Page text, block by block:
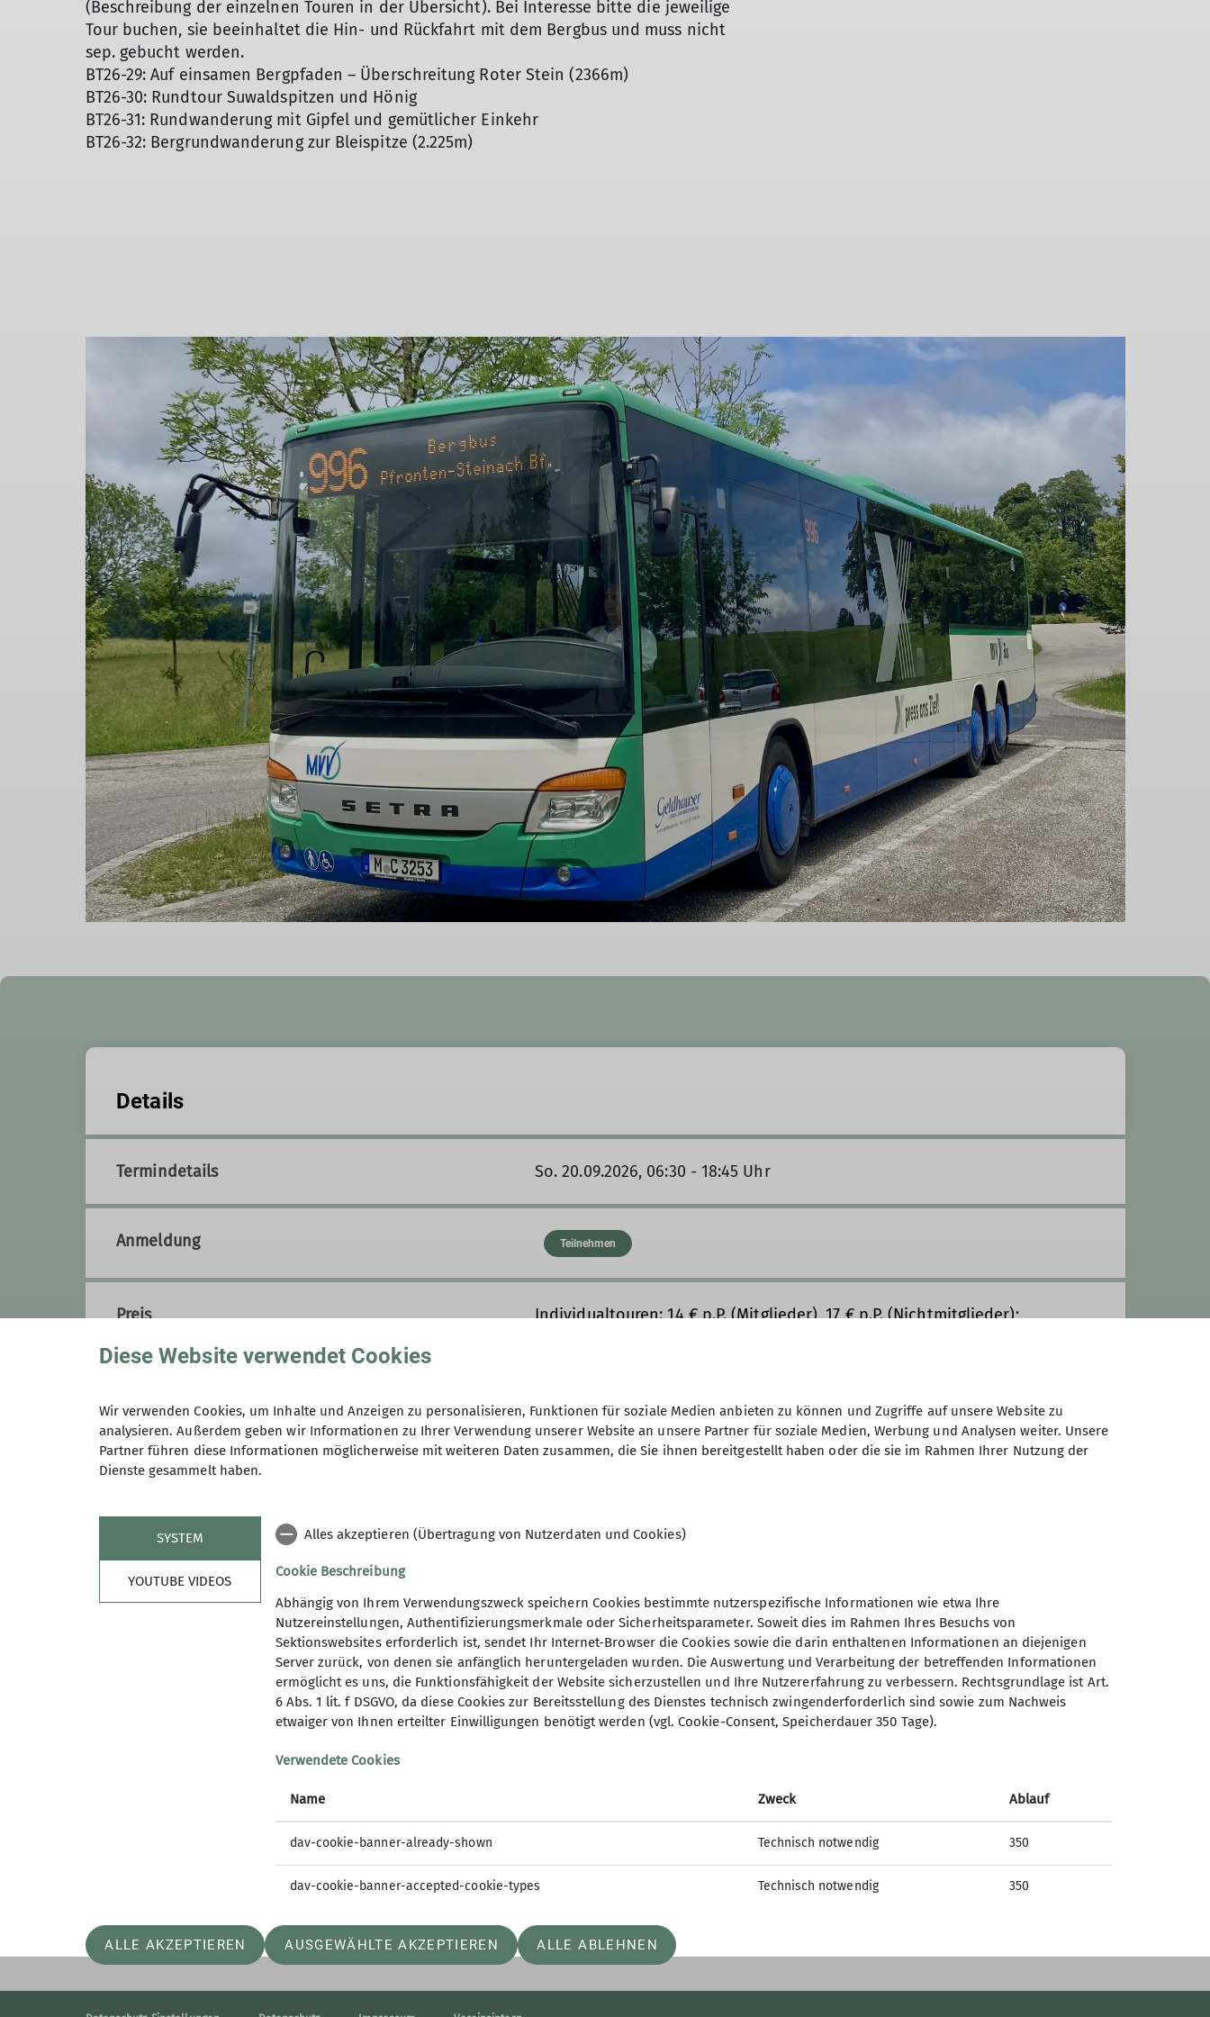
(Beschreibung der einzelnen Touren in der Übersicht). Bei Interesse bitte die jeweilige
Tour buchen, sie beeinhaltet die Hin- und Rückfahrt mit dem Bergbus und muss nicht
sep. gebucht werden.
BT26-29: Auf einsamen Bergpfaden – Überschreitung Roter Stein (2366m)
BT26-30: Rundtour Suwaldspitzen und Hönig
BT26-31: Rundwanderung mit Gipfel und gemütlicher Einkehr
BT26-32: Bergrundwanderung zur Bleispitze (2.225m)
Details
Termindetails So. 20.09.2026, 06:30 - 18:45 Uhr
Anmeldung Teilnehmen
Preis
Individualtouren: 14 € p.P. (Mitglieder), 17 € p.P. (Nichtmitglieder);
Mitglieder)
Aktuelles
Neuigkeiten aus der Sektion
Bergwetter
Sektion Landsberg am Lech
des DAV e.V.
Diese Website verwendet Cookies
Wir verwenden Cookies, um Inhalte und Anzeigen zu personalisieren, Funktionen für soziale Medien anbieten zu können und Zugriffe auf unsere Website zu
analysieren. Außerdem geben wir Informationen zu Ihrer Verwendung unserer Website an unsere Partner für soziale Medien, Werbung und Analysen weiter. Unsere
Partner führen diese Informationen möglicherweise mit weiteren Daten zusammen, die Sie ihnen bereitgestellt haben oder die sie im Rahmen Ihrer Nutzung der
Dienste gesammelt haben.
SYSTEM
YOUTUBE VIDEOS
Alles akzeptieren (Übertragung von Nutzerdaten und Cookies)
Cookie Beschreibung
Abhängig von Ihrem Verwendungszweck speichern Cookies bestimmte nutzerspezifische Informationen wie etwa Ihre
Nutzereinstellungen, Authentifizierungsmerkmale oder Sicherheitsparameter. Soweit dies im Rahmen Ihres Besuchs von
Sektionswebsites erforderlich ist, sendet Ihr Internet-Browser die Cookies sowie die darin enthaltenen Informationen an diejenigen
Server zurück, von denen sie anfänglich heruntergeladen wurden. Die Auswertung und Verarbeitung der betreffenden Informationen
ermöglicht es uns, die Funktionsfähigkeit der Website sicherzustellen und Ihre Nutzererfahrung zu verbessern. Rechtsgrundlage ist Art.
6 Abs. 1 lit. f DSGVO, da diese Cookies zur Bereitsstellung des Dienstes technisch zwingenderforderlich sind sowie zum Nachweis
etwaiger von Ihnen erteilter Einwilligungen benötigt werden (vgl. Cookie-Consent, Speicherdauer 350 Tage).
Verwendete Cookies
Name Zweck Ablauf
dav-cookie-banner-already-shown Technisch notwendig 350
dav-cookie-banner-accepted-cookie-types Technisch notwendig 350
ALLE AKZEPTIEREN AUSGEWÄHLTE AKZEPTIEREN ALLE ABLEHNEN